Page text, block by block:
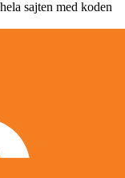
sajten med koden